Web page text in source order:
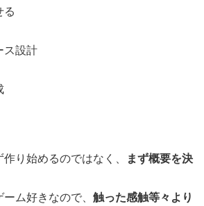
る
ス設計
り始めるのではなく、
まず概要を決
ム好きなので、 触った感触等々より